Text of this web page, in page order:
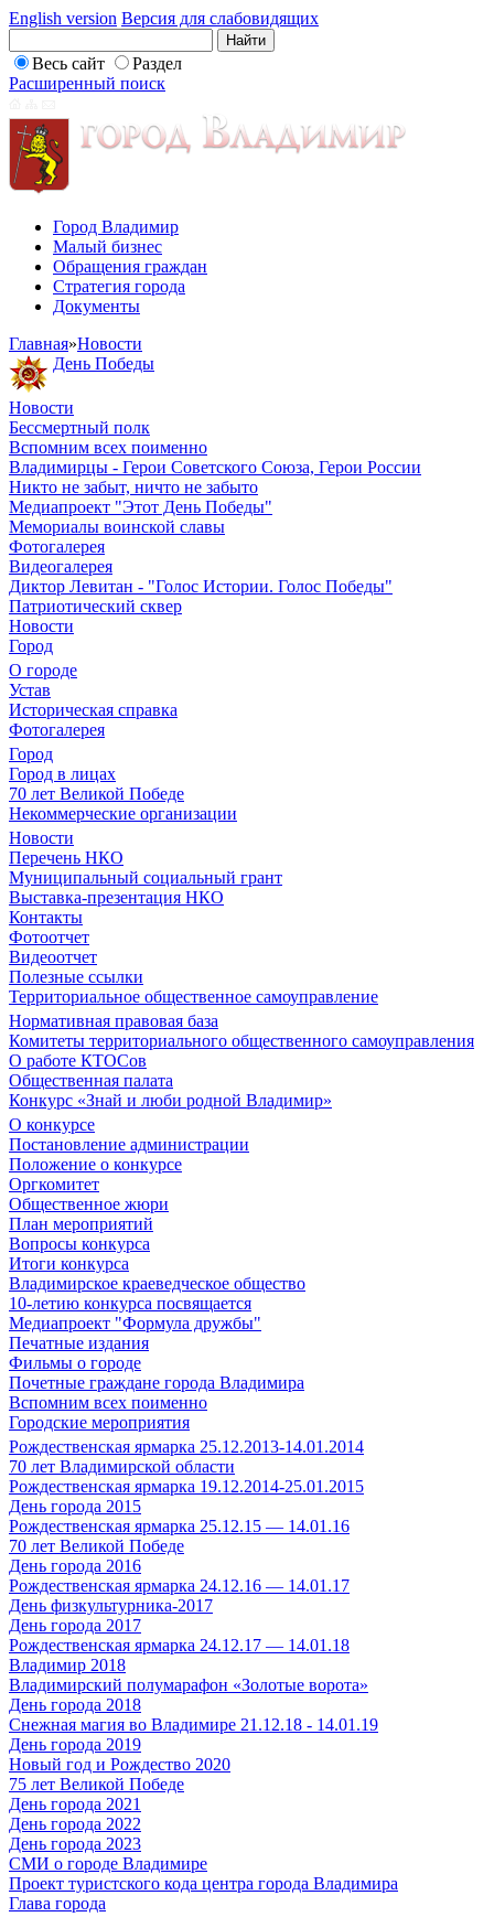
English version Версия для слабовидящих
Весь сайт
Раздел
Расширенный поиск
Город Владимир
Малый бизнес
Обращения граждан
Стратегия города
Документы
Главная»Новости
День Победы
Новости
Бессмертный полк
Вспомним всех поименно
Владимирцы - Герои Советского Союза, Герои России
Никто не забыт, ничто не забыто
Медиапроект "Этот День Победы"
Мемориалы воинской славы
Фотогалерея
Видеогалерея
Диктор Левитан - "Голос Истории. Голос Победы"
Патриотический сквер
Новости
Город
О городе
Устав
Историческая справка
Фотогалерея
Город
Город в лицах
70 лет Великой Победе
Некоммерческие организации
Новости
Перечень НКО
Муниципальный социальный грант
Выставка-презентация НКО
Контакты
Фотоотчет
Видеоотчет
Полезные ссылки
Территориальное общественное самоуправление
Нормативная правовая база
Комитеты территориального общественного самоуправления
О работе КТОСов
Общественная палата
Конкурс «Знай и люби родной Владимир»
О конкурсе
Постановление администрации
Положение о конкурсе
Оргкомитет
Общественное жюри
План мероприятий
Вопросы конкурса
Итоги конкурса
Владимирское краеведческое общество
10-летию конкурса посвящается
Медиапроект "Формула дружбы"
Печатные издания
Фильмы о городе
Почетные граждане города Владимира
Вспомним всех поименно
Городские мероприятия
Рождественская ярмарка 25.12.2013-14.01.2014
70 лет Владимирской области
Рождественская ярмарка 19.12.2014-25.01.2015
День города 2015
Рождественская ярмарка 25.12.15 — 14.01.16
70 лет Великой Победе
День города 2016
Рождественская ярмарка 24.12.16 — 14.01.17
День физкультурника-2017
День города 2017
Рождественская ярмарка 24.12.17 — 14.01.18
Владимир 2018
Владимирский полумарафон «Золотые ворота»
День города 2018
Снежная магия во Владимире 21.12.18 - 14.01.19
День города 2019
Новый год и Рождество 2020
75 лет Великой Победе
День города 2021
День города 2022
День города 2023
СМИ о городе Владимире
Проект туристского кода центра города Владимира
Глава города